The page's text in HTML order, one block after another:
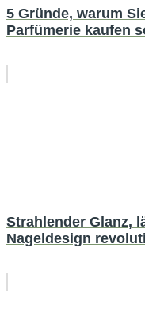
5 Gründe, warum
Parfümerie kaufen
Strahlender Glanz,
Nageldesign